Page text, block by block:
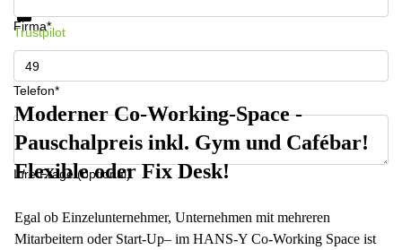
Firma*
Telefon*
Ihre Frage (optional)
Trustpilot
Moderner Co-Working-Space -
Pauschalpreis inkl. Gym und Cafébar!
Flexible oder Fix Desk!
Egal ob Einzelunternehmer, Unternehmen mit mehreren
Mitarbeitern oder Start-Up– im HANS-Y Co-Working Space ist